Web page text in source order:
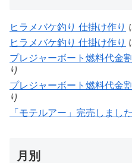
ヒラメバケ釣り 仕掛け作り
ヒラメバケ釣り 仕掛け作り
プレジャーボート燃料代金
り
プレジャーボート燃料代金
り
「モテルアー」完売しました
月別